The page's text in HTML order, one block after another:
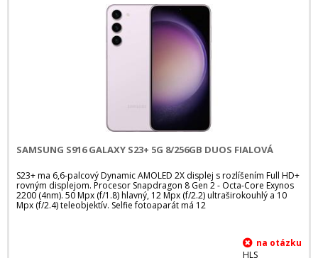
SAMSUNG S916 GALAXY S23+ 5G 8/256GB DUOS FIALOVÁ
S23+ ma 6,6-palcový Dynamic AMOLED 2X displej s rozlíšením Full HD+
rovným displejom. Procesor Snapdragon 8 Gen 2 - Octa-Core Exynos
2200 (4nm). 50 Mpx (f/1.8) hlavný, 12 Mpx (f/2.2) ultraširokouhlý a 10
Mpx (f/2.4) teleobjektív. Selfie fotoaparát má 12
HLS